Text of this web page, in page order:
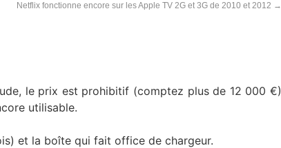
Netflix fonctionne encore sur les Apple TV 2G et 3G de 2010 et 2012 →
le prix est prohibitif (comptez plus de 12 000 €)
utilisable.
et la boîte qui fait office de chargeur.